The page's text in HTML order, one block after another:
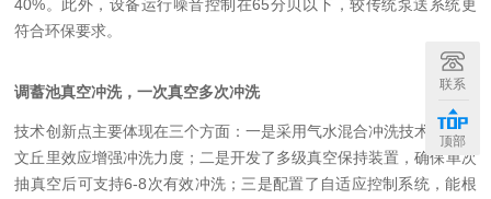
40%。此外，设备运行噪音控制在65分贝以下，较传统泵送系统更
符合环保要求。
调蓄池真空冲洗，一次真空多次冲洗
技术创新点主要体现在三个方面：一是采用气水混合冲洗技术，通过
文丘里效应增强冲洗力度；二是开发了多级真空保持装置，确保单次
抽真空后可支持6-8次有效冲洗；三是配置了自适应控制系统，能根
联系
顶部